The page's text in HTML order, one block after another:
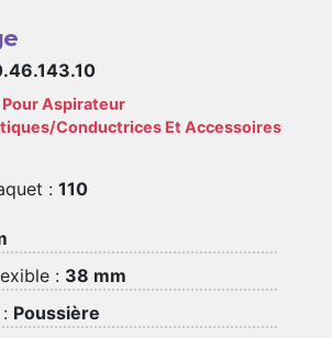
Pour Aspirateur
Conductrices Et Accessoires
: 110
: 38 mm
Poussière